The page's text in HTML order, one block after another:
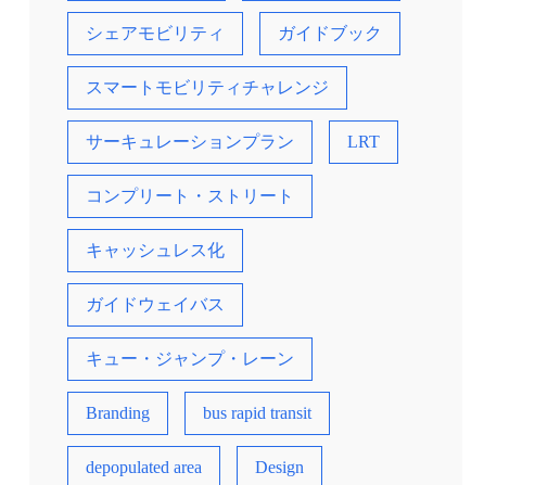
シェアモビリティ ガイドブック
スマートモビリティチャレンジ
サーキュレーションプラン LRT
コンプリート・ストリート
キャッシュレス化
ガイドウェイバス
キュー・ジャンプ・レーン
Branding bus rapid transit
depopulated area Design